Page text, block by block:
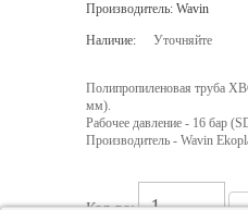
Производитель: Wavin
Наличие: Уточняйте
Полипропиленовая труба
мм).
Рабочее давление - 16 бар
Производитель - Wavin